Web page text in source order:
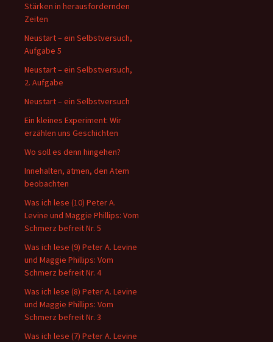
Stärken in herausfordernden
Zeiten
Neustart – ein Selbstversuch,
Aufgabe 5
Neustart – ein Selbstversuch,
2. Aufgabe
Neustart – ein Selbstversuch
Ein kleines Experiment: Wir
erzählen uns Geschichten
Wo soll es denn hingehen?
Innehalten, atmen, den Atem
beobachten
Was ich lese (10) Peter A.
Levine und Maggie Phillips: Vom
Schmerz befreit Nr. 5
Was ich lese (9) Peter A. Levine
und Maggie Phillips: Vom
Schmerz befreit Nr. 4
Was ich lese (8) Peter A. Levine
und Maggie Phillips: Vom
Schmerz befreit Nr. 3
Was ich lese (7) Peter A. Levine